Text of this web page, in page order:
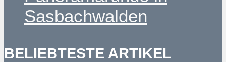
Sasbachwalden
BELIEBTESTE ARTIKEL